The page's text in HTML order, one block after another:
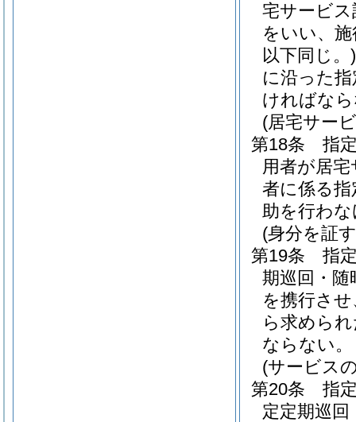
宅サービス
をいい、
以下同じ。)
に沿った
ければな
(居宅サー
第18条
指
用者が居
者に係る
助を行わ
(身分を証
第19条
指
期巡回・随
を携行さ
ら求めら
ならない。
(サービス
第20条
指
定定期巡